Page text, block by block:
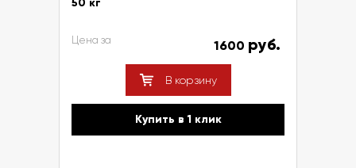
Цена за 1600 руб.
В корзину
Купить в 1 клик